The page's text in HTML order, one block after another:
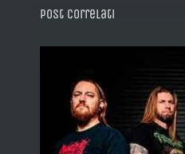
Post correlati